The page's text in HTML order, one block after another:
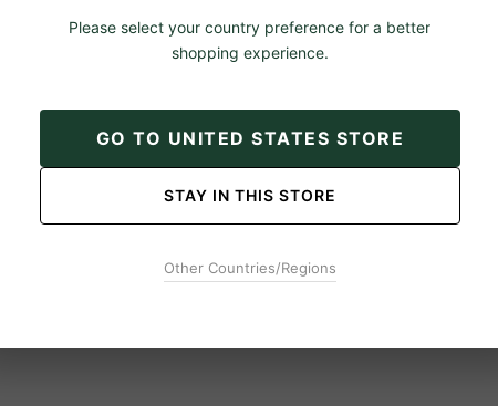
Please select your country preference for a better
shopping experience.
GO TO UNITED STATES STORE
STAY IN THIS STORE
Other Countries/Regions